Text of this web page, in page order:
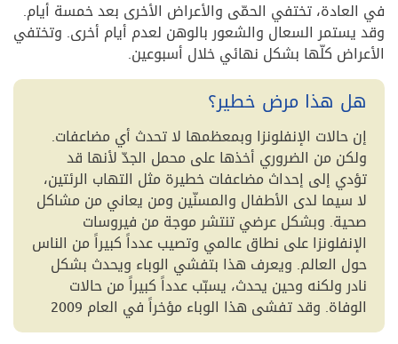
في العادة، تختفي الحمّى والأعراض الأخرى بعد خمسة أيام.
وقد يستمر السعال والشعور بالوهن لعدم أيام أخرى. وتختفي
الأعراض كلّها بشكل نهائي خلال أسبوعين.
هل هذا مرض خطير؟
إن حالات الإنفلونزا وبمعظمها لا تحدث أي مضاعفات.
ولكن من الضروري أخذها على محمل الجدّ لأنها قد
تؤدي إلى إحداث مضاعفات خطيرة مثل التهاب الرئتين،
لا سيما لدى الأطفال والمسنّين ومن يعاني من مشاكل
صحية. وبشكل عرضي تنتشر موجة من فيروسات
الإنفلونزا على نطاق عالمي وتصيب عدداً كبيراً من الناس
حول العالم. ويعرف هذا بتفشي الوباء ويحدث بشكل
نادر ولكنه وحين يحدث، يسبّب عدداً كبيراً من حالات
الوفاة. وقد تفشى هذا الوباء مؤخراً في العام 2009